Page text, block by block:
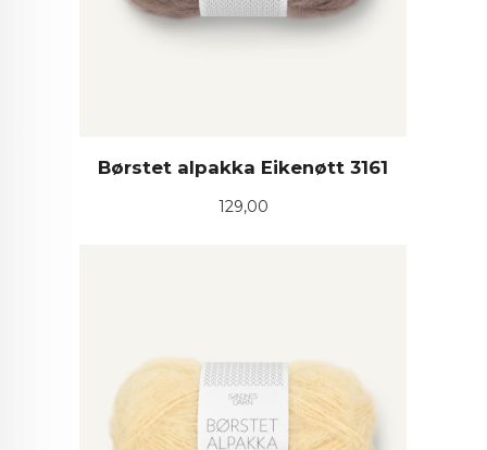
Børstet alpakka Eikenøtt 3161
Pris
129,00